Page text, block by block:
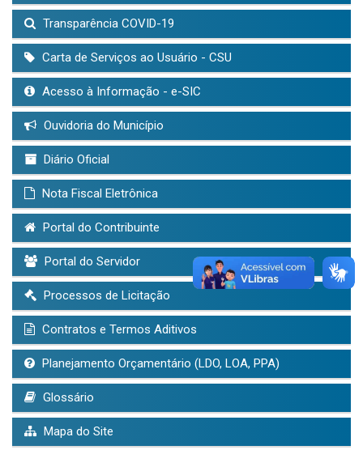
Transparência COVID-19
Carta de Serviços ao Usuário - CSU
Acesso à Informação - e-SIC
Ouvidoria do Município
Diário Oficial
Nota Fiscal Eletrônica
Portal do Contribuinte
Portal do Servidor
Processos de Licitação
Contratos e Termos Aditivos
Planejamento Orçamentário (LDO, LOA, PPA)
Glossário
Mapa do Site